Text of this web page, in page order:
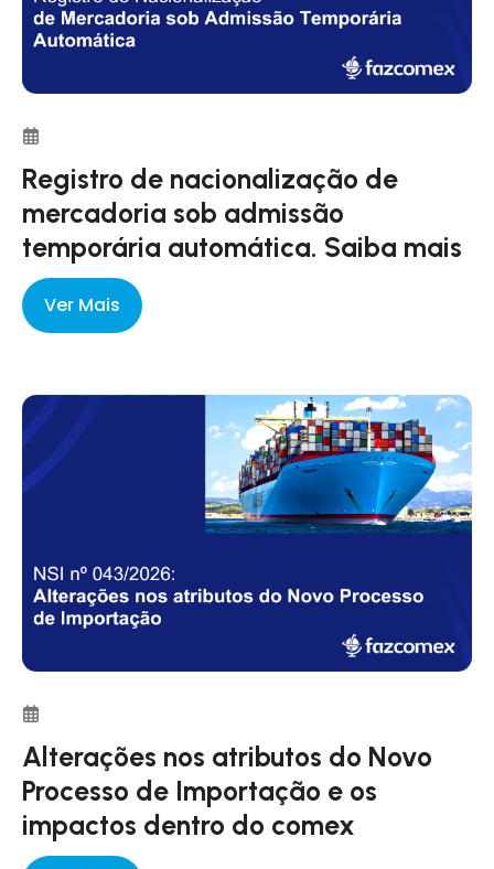
Registro de nacionalização de
mercadoria sob admissão
temporária automática. Saiba mais
Ver Mais
Alterações nos atributos do Novo
Processo de Importação e os
impactos dentro do comex